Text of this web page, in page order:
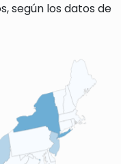
según los datos de